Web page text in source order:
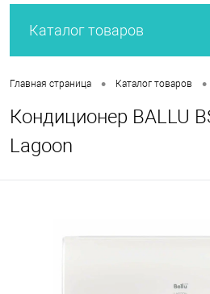
Каталог товаров
Главная страница • Каталог товаров •
Кондиционер BALLU
Lagoon